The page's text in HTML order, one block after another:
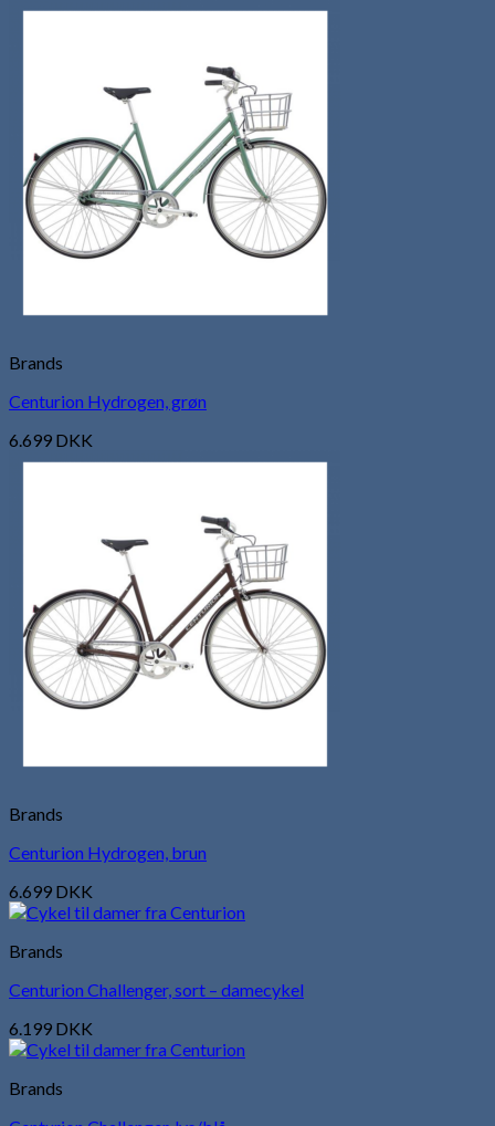
Brands
Centurion Hydrogen, grøn
6.699 DKK
Brands
Centurion Hydrogen, brun
6.699 DKK
Brands
Centurion Challenger, sort – damecykel
6.199 DKK
Brands